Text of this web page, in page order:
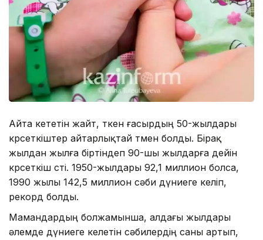
Айта кететін жайт, өткен ғасырдың 50-жылдары
көрсеткіштер айтарлықтай төмен болды. Бірақ
жылдан жылға біртіндеп 90-шы жылдарға дейін
көрсеткіш өсті. 1950-жылдары 92,1 миллион болса,
1990 жылы 142,5 миллион сәби дүниеге келіп,
рекорд болды.
Мамандардың болжамынша, алдағы жылдары
әлемде дүниеге келетін сәбилердің саны артып,